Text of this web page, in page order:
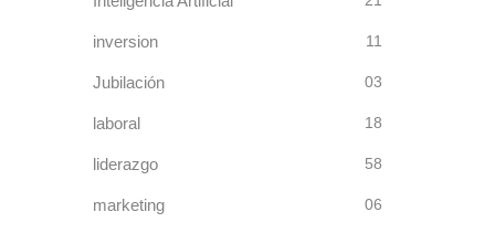
inversion 11
Jubilación 03
laboral 18
liderazgo 58
marketing 06